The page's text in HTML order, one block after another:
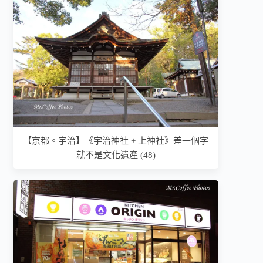
【京都。宇治】《宇治神社 + 上神社》差一個字
就不是文化遺產 (48)